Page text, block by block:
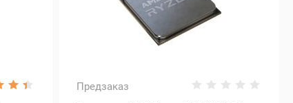
Предзаказ